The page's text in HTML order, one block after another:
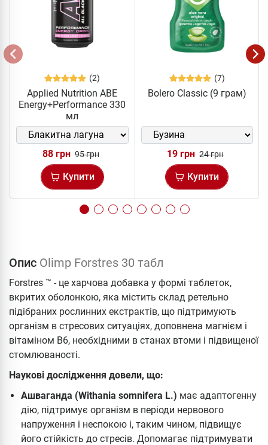
(2)
Applied Nutrition ABE
Energy+Performance 330
мл
88 грн 95 грн
Купити
(7)
Bolero Classic (9 грам)
19 грн 24 грн
Купити
Опис Olimp Forstres 30 табл
Forstres ™ - це харчова добавка у формі таблеток,
вкритих оболонкою, яка містить склад ретельно
підібраних рослинних екстрактів, що підтримують
організм в стресових ситуаціях, доповнена магнієм і
вітаміном B6, необхідними в станах втоми і підвищеної
стомлюваності.
Наукові дослідження довели, що:
Ашваганда (Withania somnifera L.) має адаптогенну
дію, підтримує організм в періоди нервового
напруження і неспокою і, таким чином, підвищує
його стійкість до стресів. Допомагає підтримувати